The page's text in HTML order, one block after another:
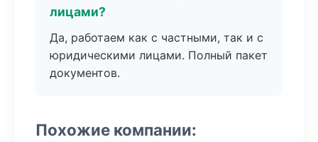
лицами?
Да, работаем как с частными, так и с
юридическими лицами. Полный пакет
документов.
Похожие компании: